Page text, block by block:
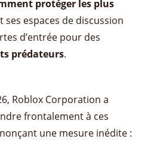
protéger les plus
ses espaces de discussion
d’entrée pour des
prédateurs.
Roblox Corporation a
frontalement à ces
une mesure inédite :